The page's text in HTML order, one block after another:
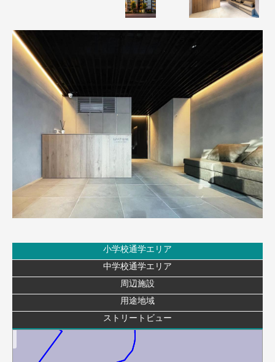
小学校通学エリア
中学校通学エリア
周辺施設
用途地域
ストリートビュー
白子小学校